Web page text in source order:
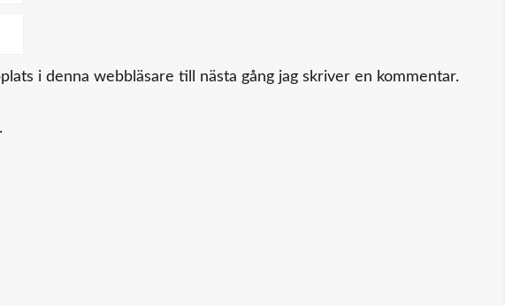
i denna webbläsare till nästa gång jag skriver en kommentar.